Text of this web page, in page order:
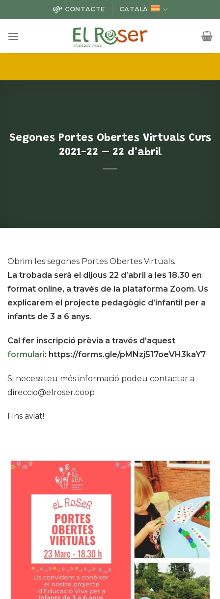
to
content
CONTACTE CATALÀ
Segones Portes Obertes Virtuals Curs
2021-22 – 22 d’abril
Obrim les segones Portes Obertes Virtuals.
La trobada serà el dijous 22 d’abril a les 18.30 en
format online, a través de la plataforma Zoom. Us
explicarem el projecte pedagògic d’infantil per a
infants de 3 a 6 anys.
Cal fer inscripció prèvia a través d’aquest
formulari: https://forms.gle/pMNzj517oeVH3kaY7
Si necessiteu més informació podeu contactar a
direccio@elroser.coop
Fins aviat!